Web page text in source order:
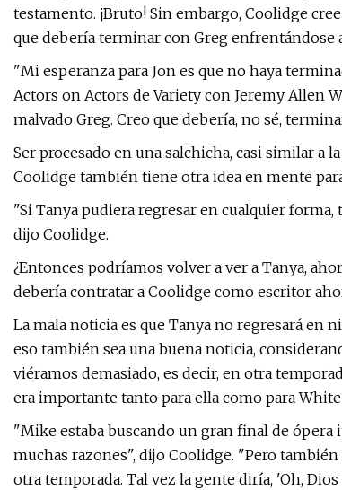
testamento. ¡Bruto! Sin embargo, Coolidge
que debería terminar con Greg enfrentándose
"Mi esperanza para Jon es que no haya
Actors on Actors de Variety con Jeremy Allen
malvado Greg. Creo que debería, no sé,
Ser procesado en una salchicha, casi similar a
Coolidge también tiene otra idea en mente
"Si Tanya pudiera regresar en cualquier
dijo Coolidge.
¿Entonces podríamos volver a ver a Tanya,
debería contratar a Coolidge como escritor
La mala noticia es que Tanya no regresará en
eso también sea una buena noticia,
viéramos demasiado, es decir, en otra
era importante tanto para ella como para
"Mike estaba buscando un gran final de ópera
muchas razones", dijo Coolidge. "Pero
otra temporada. Tal vez la gente diría, 'Oh, Dios